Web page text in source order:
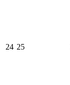
24 25